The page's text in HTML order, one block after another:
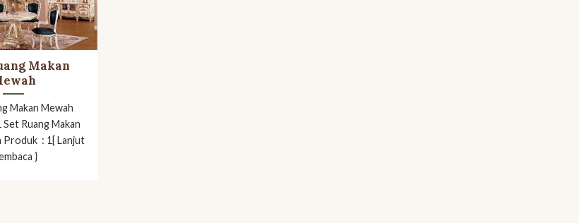
Makan
Makan Mewah
Set Ruang Makan
Produk : 1[ Lanjut
}